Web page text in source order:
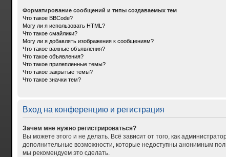
Форматирование сообщений и типы создаваемых тем
Что такое BBCode?
Могу ли я использовать HTML?
Что такое смайлики?
Могу ли я добавлять изображения к сообщениям?
Что такое важные объявления?
Что такое объявления?
Что такое прилепленные темы?
Что такое закрытые темы?
Что такое значки тем?
Вход на конференцию и регистрация
Зачем мне нужно регистрироваться?
Вы можете этого и не делать. Всё зависит от того, как
дополнительные возможности, которые недоступны анонимным
мы рекомендуем это сделать.